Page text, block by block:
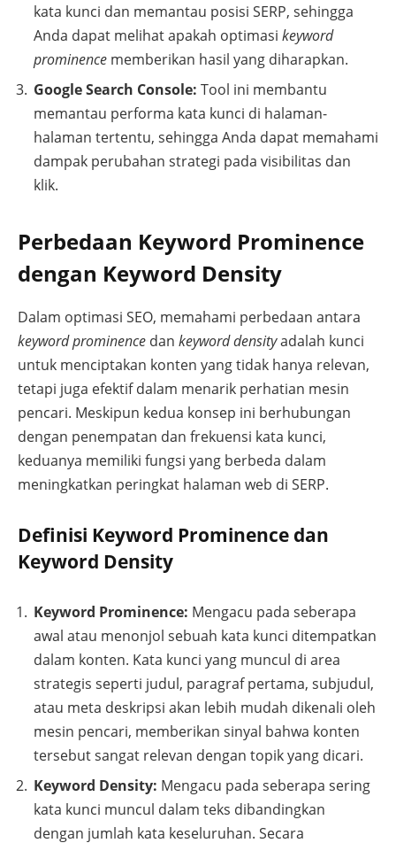
kata kunci dan memantau posisi SERP, sehingga
Anda dapat melihat apakah optimasi keyword
prominence memberikan hasil yang diharapkan.
Google Search Console: Tool ini membantu
memantau performa kata kunci di halaman-
halaman tertentu, sehingga Anda dapat memahami
dampak perubahan strategi pada visibilitas dan
klik.
Perbedaan Keyword Prominence
dengan Keyword Density
Dalam optimasi SEO, memahami perbedaan antara
keyword prominence dan keyword densityadalah kunci
untuk menciptakan konten yang tidak hanya relevan,
tetapi juga efektif dalam menarik perhatian mesin
pencari. Meskipun kedua konsep ini berhubungan
dengan penempatan dan frekuensi kata kunci,
keduanya memiliki fungsi yang berbeda dalam
meningkatkan peringkat halaman web di SERP.
Definisi Keyword Prominence dan
Keyword Density
Keyword Prominence: Mengacu pada seberapa
awal atau menonjol sebuah kata kunci ditempatkan
dalam konten. Kata kunci yang muncul di area
strategis seperti judul, paragraf pertama, subjudul,
atau meta deskripsi akan lebih mudah dikenali oleh
mesin pencari, memberikan sinyal bahwa konten
tersebut sangat relevan dengan topik yang dicari.
Keyword Density: Mengacu pada seberapa sering
kata kunci muncul dalam teks dibandingkan
dengan jumlah kata keseluruhan. Secara